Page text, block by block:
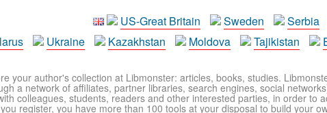
US-Great Britain Sweden
Serbia
Ukraine Kazakhstan Moldova Tajikistan
your author's collection at Libmonster: articles, books, studies.
a network of affiliates, partner libraries, search engines, social
colleagues, students, readers and other interested parties, in order to
register, you have more than 100 tools at your disposal to build your